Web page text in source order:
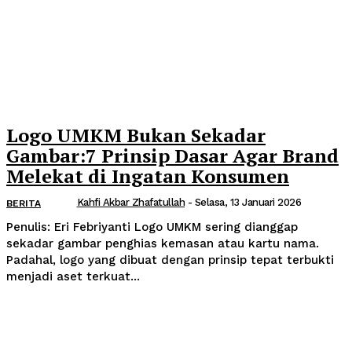
Logo UMKM Bukan Sekadar
Gambar:7 Prinsip Dasar Agar Brand
Melekat di Ingatan Konsumen
BERITA Kahfi Akbar Zhafatullah - Selasa, 13 Januari 2026
Penulis: Eri Febriyanti Logo UMKM sering dianggap
sekadar gambar penghias kemasan atau kartu nama.
Padahal, logo yang dibuat dengan prinsip tepat terbukti
menjadi aset terkuat...